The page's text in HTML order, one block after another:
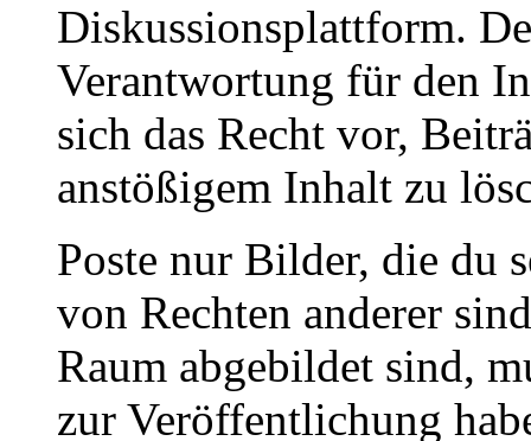
Diskussionsplattform.
Verantwortung für den
sich das Recht vor,
anstößigem Inhalt zu
Poste nur Bilder, die du
von Rechten anderer
Raum abgebildet sind,
zur Veröffentlichung